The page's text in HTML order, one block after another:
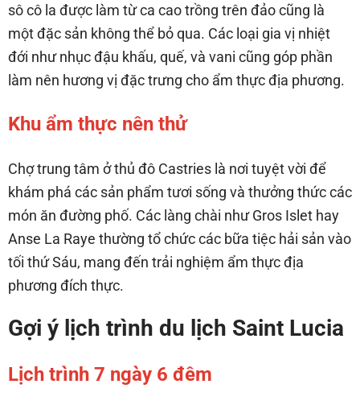
sô cô la được làm từ ca cao trồng trên đảo cũng là
một đặc sản không thể bỏ qua. Các loại gia vị nhiệt
đới như nhục đậu khấu, quế, và vani cũng góp phần
làm nên hương vị đặc trưng cho ẩm thực địa phương.
Khu ẩm thực nên thử
Chợ trung tâm ở thủ đô Castries là nơi tuyệt vời để
khám phá các sản phẩm tươi sống và thưởng thức các
món ăn đường phố. Các làng chài như Gros Islet hay
Anse La Raye thường tổ chức các bữa tiệc hải sản vào
tối thứ Sáu, mang đến trải nghiệm ẩm thực địa
phương đích thực.
Gợi ý lịch trình du lịch Saint Lucia
Lịch trình 7 ngày 6 đêm